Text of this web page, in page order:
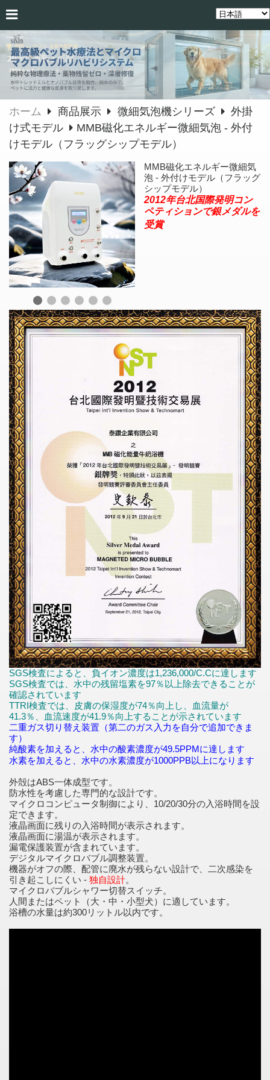
ホーム 商品展示 微細気泡機シリーズ
外掛
け式モデル
MMB磁化エネルギー微細気泡 - 外付
けモデル（フラッグシップモデル）
MMB磁化エネルギー微細気
泡 - 外付けモデル（フラッグ
シップモデル）
2012年台北国際発明コン
ペティションで銀メダルを
受賞
SGS検査によると、負イオン濃度は1,236,000/C.Cに達します
SGS検査では、水中の残留塩素を97％以上除去できることが
確認されています
TTRI検査では、皮膚の保湿度が74％向上し、血流量が
41.3％、血流速度が41.9％向上することが示されています
二重ガス切り替え装置（第二のガス入力を自分で追加できま
す）
純酸素を加えると、水中の酸素濃度が49.5PPMに達します
水素を加えると、水中の水素濃度が1000PPB以上になります
外殻はABS一体成型です。
防水性を考慮した専門的な設計です。
マイクロコンピュータ制御により、10/20/30分の入浴時間を設
定できます。
液晶画面に残りの入浴時間が表示されます。
液晶画面に湯温が表示されます。
漏電保護装置が含まれています。
デジタルマイクロバブル調整装置。
機器がオフの際、配管に廃水が残らない設計で、二次感染を
引き起こしにくい - 独自設計。
マイクロバブルシャワー切替スイッチ。
人間またはペット（大・中・小型犬）に適しています。
浴槽の水量は約300リットル以内です。